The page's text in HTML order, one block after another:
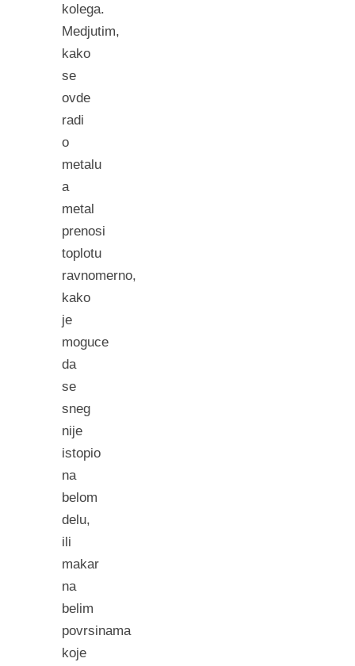
kolega.
Medjutim,
kako
se
ovde
radi
o
metalu
a
metal
prenosi
toplotu
ravnomerno,
kako
je
moguce
da
se
sneg
nije
istopio
na
belom
delu,
ili
makar
na
belim
povrsinama
koje